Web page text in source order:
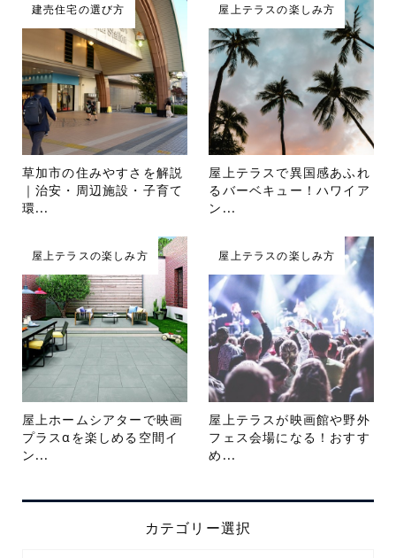
建売住宅の選び方
草加市の住みやすさを解説
｜治安・周辺施設・子育て
環...
屋上テラスの楽しみ方
屋上テラスで異国感あふれ
るバーベキュー！ハワイア
ン...
屋上テラスの楽しみ方
屋上ホームシアターで映画
プラスαを楽しめる空間イ
ン...
屋上テラスの楽しみ方
屋上テラスが映画館や野外
フェス会場になる！おすす
め...
カテゴリー選択